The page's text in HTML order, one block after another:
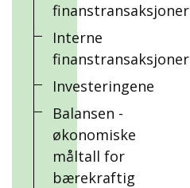
finanstransaksjoner
Interne
finanstransaksjoner
Investeringene
Balansen -
økonomiske
måltall for
bærekraftig